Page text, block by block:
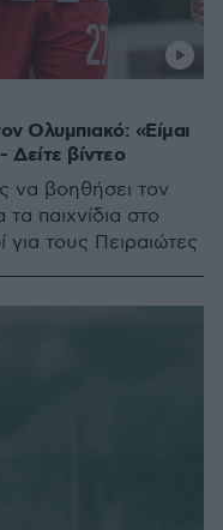
Ολυμπιακό: «Είμαι
βίντεο
να βοηθήσει τον
παιχνίδια στο
για τους Πειραιώτες